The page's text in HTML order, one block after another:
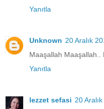
Yanıtla
Unknown 20 Aralık
Maaşallah Maaşallah..
Yanıtla
lezzet sefasi 20